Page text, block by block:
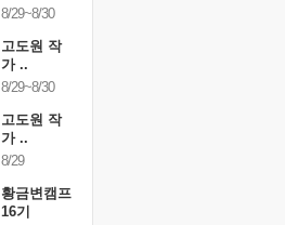
8/29~8/30
고도원 작
가 ..
8/29~8/30
고도원 작
가 ..
8/29
황금변캠프
16기